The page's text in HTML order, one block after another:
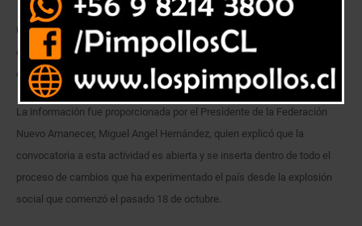
Un Cabildo de la Pesca Artesanal, que reunirá a trabajadores de diversas
caletas de la Región de Valparaíso, se realizará este lunes 2 de
diciembre, a las 11 horas, en la Caleta Portales.
La información fue proporcionada por el Presidente de la Federación
Nuevo Amanecer, Miguel Angel Hernández, quien explicó que la
convocatoria a esta actividad es abierta y se inserta dentro de todo el
proceso de cambios que ha experimentado el país desde la explosión
social que comenzó el pasado 18 de octubre.